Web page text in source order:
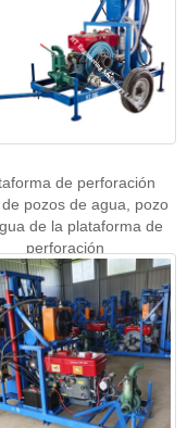
de perforación
de pozos de agua, pozo
de la plataforma de
perforación